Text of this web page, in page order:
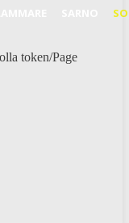
token/Page